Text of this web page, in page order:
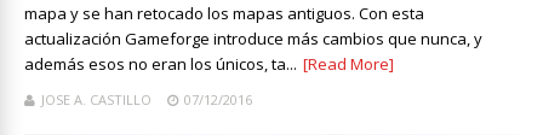
mapa y se han retocado los mapas antiguos. Con esta
actualización Gameforge introduce más cambios que nunca, y
además esos no eran los únicos, ta... [Read More]
JOSE A. CASTILLO 07/12/2016